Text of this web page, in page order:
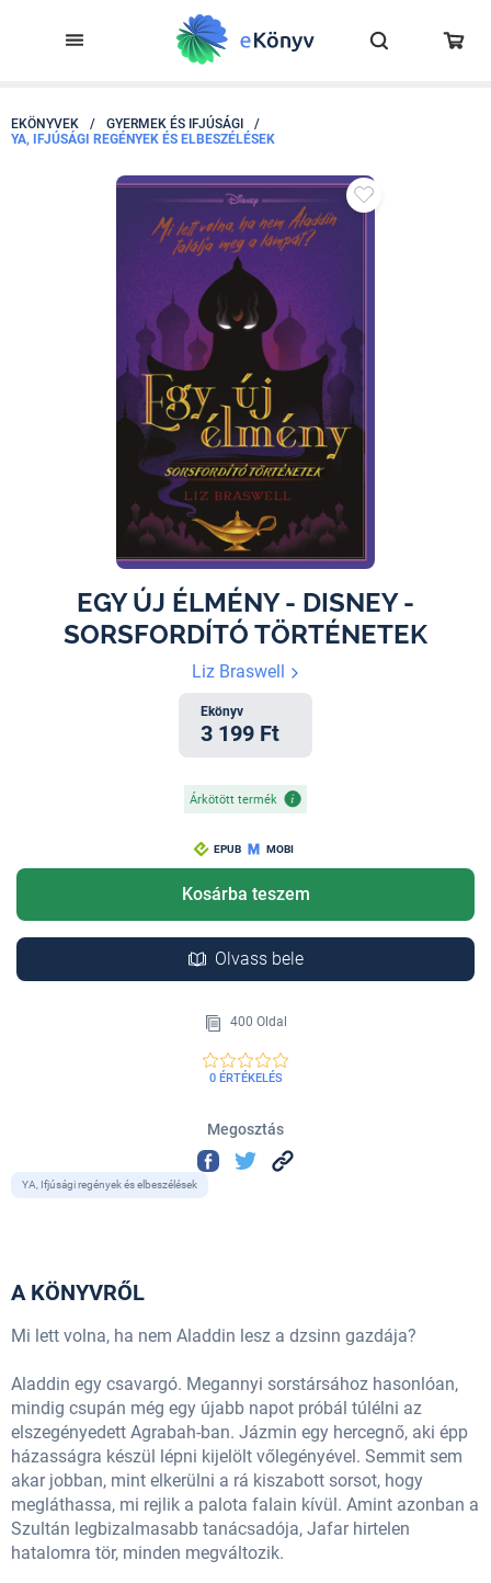
EKÖNYVEK / GYERMEK ÉS IFJÚSÁGI
/
YA, IFJÚSÁGI REGÉNYEK ÉS ELBESZÉLÉSEK
EGY ÚJ ÉLMÉNY - DISNEY -
SORSFORDÍTÓ TÖRTÉNETEK
Liz Braswell
Ekönyv
3 199 Ft
Árkötött termék
EPUB MOBI
Kosárba teszem
Olvass bele
400 Oldal
0 ÉRTÉKELÉS
Megosztás
YA, Ifjúsági regények és elbeszélések
A KÖNYVRŐL
Mi lett volna, ha nem Aladdin lesz a dzsinn gazdája?
Aladdin egy csavargó. Megannyi sorstársához hasonlóan,
mindig csupán még egy újabb napot próbál túlélni az
elszegényedett Agrabah-ban. Jázmin egy hercegnő, aki épp
házasságra készül lépni kijelölt vőlegényével. Semmit sem
akar jobban, mint elkerülni a rá kiszabott sorsot, hogy
megláthassa, mi rejlik a palota falain kívül. Amint azonban a
Szultán legbizalmasabb tanácsadója, Jafar hirtelen
hatalomra tör, minden megváltozik.